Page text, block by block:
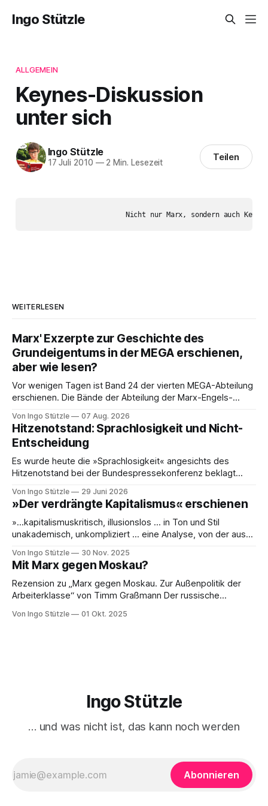
Ingo Stützle
ALLGEMEIN
Keynes-Diskussion
unter sich
Ingo Stützle
17 Juli 2010 —2 Min. Lesezeit Teilen
WEITERLESEN
Marx' Exzerpte zur Geschichte des
Grundeigentums in der MEGA erschienen,
aber wie lesen?
Vor wenigen Tagen ist Band 24 der vierten MEGA-Abteilung
erschienen. Die Bände der Abteilung der Marx-Engels-
und Marginalien umfassen, werden seit einiger Zeit nur noch
online publiziert, ebenso die Briefe (Abteilung III). Das ist
einerseits grandios, denn die Ergebnisse der öffentlich
Von Ingo Stützle 07 Aug. 2026
Hitzenotstand: Sprachlosigkeit und Nicht-
Entscheidung
Es wurde heute die »Sprachlosigkeit« angesichts des
Hitzenotstand bei der Bundespressekonferenz beklagt
DLF. In den 1960er-Jahren entwickelten Bachrach/Baratz
das Konzept der »Nicht-Entscheidungen«, um zu verstehen,
wie in einer Gesellschaft und ihrer herrschenden Politik
Sachverhalte verhandelt werden, die politisch nicht
Von Ingo Stützle 29 Juni 2026
»Der verdrängte Kapitalismus« erschienen
»…kapitalismuskritisch, illusionslos … in Ton und Stil
unakademisch, unkompliziert … eine Analyse, von der aus
Besprechung von Sebastian Klauke in nd zum Sabine Nuss
kuratierten und herausgegebenen Buch »Der verdrängte
Kapitalismus«, der gerade bei Dietz Berlin erschienen ist.
Danke an den großartigen Andreas
Von Ingo Stützle 30 Nov. 2025
Mit Marx gegen Moskau?
Rezension zu „Marx gegen Moskau. Zur Außenpolitik der
Arbeiterklasse“ von Timm Graßmann Der russische
und spätestens seit dem 24. Februar 2022 viele Linke an
Von Ingo Stützle 01 Okt. 2025
Ingo Stützle
… und was nicht ist, das kann noch werden
Abonnieren